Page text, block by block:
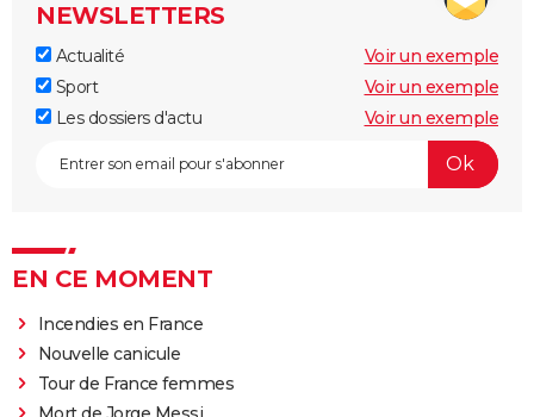
NEWSLETTERS
Actualité
Voir un exemple
Sport
Voir un exemple
Les dossiers d'actu
Voir un exemple
EN CE MOMENT
Incendies en France
Nouvelle canicule
Tour de France femmes